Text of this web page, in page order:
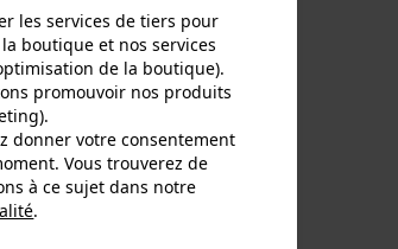
les services de tiers pour
boutique et nos services
de la boutique).
promouvoir nos produits
donner votre consentement
Vous trouverez de
à ce sujet dans notre
.
Veuillez essayer